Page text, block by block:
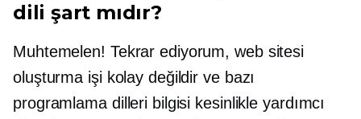
dili şart mıdır?
Muhtemelen! Tekrar ediyorum, web sitesi
oluşturma işi kolay değildir ve bazı
programlama dilleri bilgisi kesinlikle yardımcı